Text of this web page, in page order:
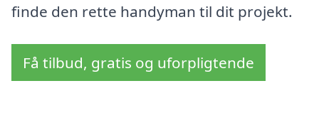
finde den rette handyman til dit projekt.
Få tilbud, gratis og uforpligtende